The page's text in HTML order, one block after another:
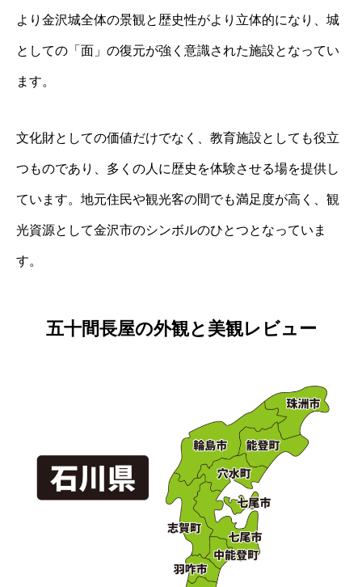
より金沢城全体の景観と歴史性がより立体的になり、城
としての「面」の復元が強く意識された施設となってい
ます。
文化財としての価値だけでなく、教育施設としても役立
つものであり、多くの人に歴史を体験させる場を提供し
ています。地元住民や観光客の間でも満足度が高く、観
光資源として金沢市のシンボルのひとつとなっていま
す。
五十間長屋の外観と美観レビュー